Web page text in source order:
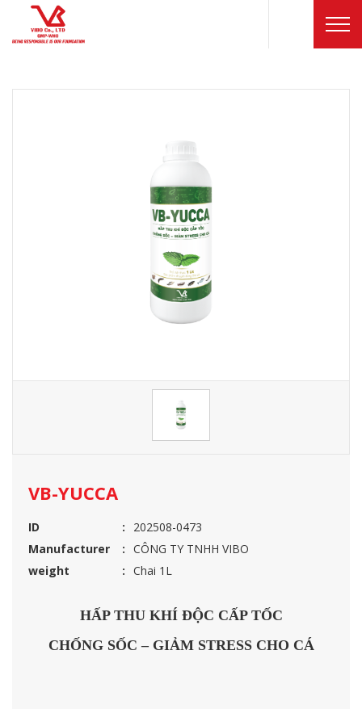
VB-YUCCA
ID
202508-0473
Manufacturer
CÔNG TY TNHH VIBO
weight
Chai 1L
HẤP THU KHÍ ĐỘC CẤP TỐC
CHỐNG SỐC – GIẢM STRESS CHO CÁ